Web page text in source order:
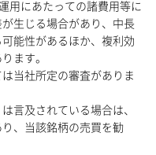
用にあたっての諸費用等に
生じる場合があり、中長
能性があるほか、複利効
ます。
当社所定の審査がありま
言及されている場合は、
、当該銘柄の売買を勧